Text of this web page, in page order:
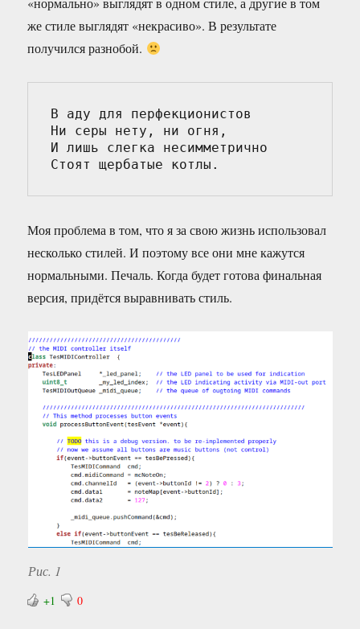
же стиле выглядят «некрасиво». В результате
получился разнобой.
В аду для перфекционистов
Ни серы нету, ни огня,
И лишь слегка несимметрично
Стоят щербатые котлы.
Моя проблема в том, что я за свою жизнь использовал
несколько стилей. И поэтому все они мне кажутся
нормальными. Печаль. Когда будет готова финальная
версия, придётся выравнивать стиль.
Рис. 1
+1 0